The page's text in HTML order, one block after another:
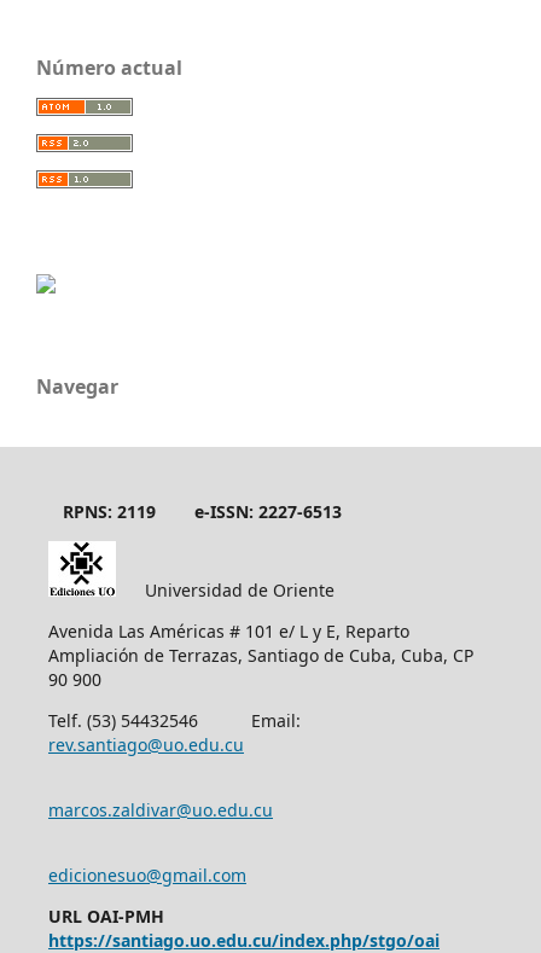
Número actual
Navegar
RPNS: 2119 e-ISSN: 2227-6513
Universidad de Oriente
Avenida Las Américas # 101 e/ L y E, Reparto
Ampliación de Terrazas, Santiago de Cuba, Cuba, CP
90 900
Telf. (53) 54432546 Email:
rev.santiago@uo.edu.cu
marcos.zaldivar@uo.edu.cu
edicionesuo@gmail.com
URL OAI-PMH
https://santiago.uo.edu.cu/index.php/stgo/oai